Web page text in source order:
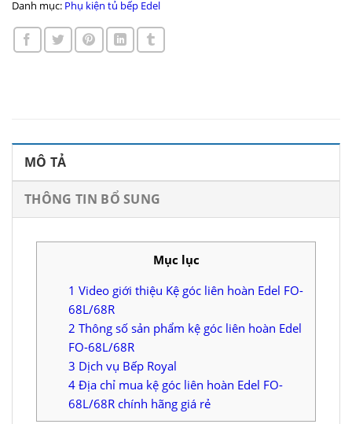
Danh mục: Phụ kiện tủ bếp Edel
MÔ TẢ
THÔNG TIN BỔ SUNG
Mục lục
1 Video giới thiệu Kệ góc liên hoàn Edel FO-
68L/68R
2 Thông số sản phẩm kệ góc liên hoàn Edel
FO-68L/68R
3 Dịch vụ Bếp Royal
4 Địa chỉ mua kệ góc liên hoàn Edel FO-
68L/68R chính hãng giá rẻ